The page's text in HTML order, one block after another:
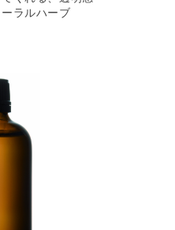
ラルハーブ